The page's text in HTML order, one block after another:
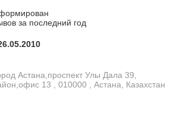
за последний год
Астана,проспект Улы Дала 39,
13 , 010000 , Астана, Казахстан